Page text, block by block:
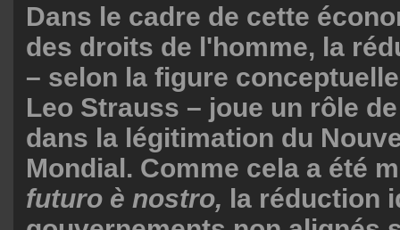
Dans le cadre de cette
des droits de l'homme, la
– selon la figure
Leo Strauss – joue un rôle
dans la légitimation du
Mondial. Comme cela a été
futuro è nostro, la réduction